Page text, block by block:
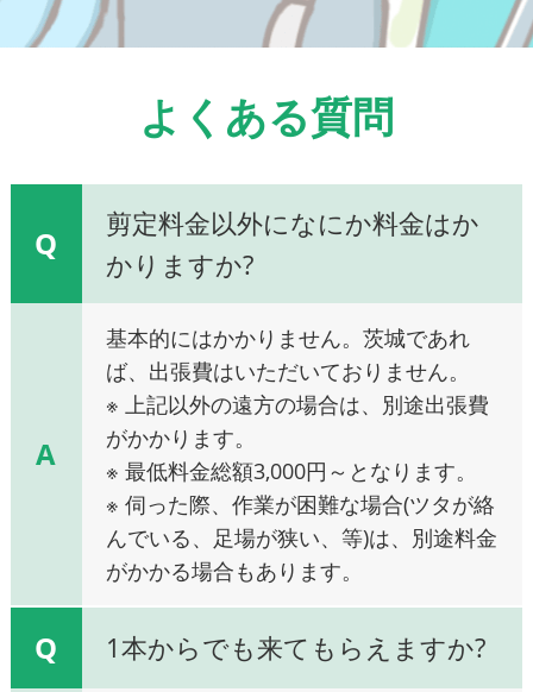
よくある質問
Q
剪定料金以外になにか料金はか
かりますか?
A
基本的にはかかりません。茨城であれ
ば、出張費はいただいておりません。
※ 上記以外の遠方の場合は、別途出張費
がかかります。
※ 最低料金総額3,000円～となります。
※ 伺った際、作業が困難な場合(ツタが絡
んでいる、足場が狭い、等)は、別途料金
がかかる場合もあります。
Q 1本からでも来てもらえますか?